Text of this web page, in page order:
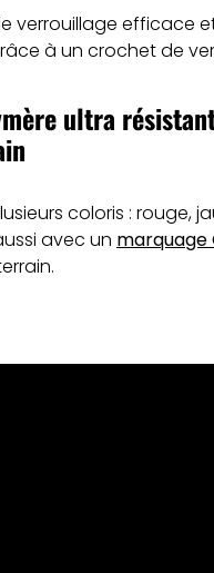
verrouillage efficace
à un crochet de
ultra
coloris : rouge,
avec un marquage